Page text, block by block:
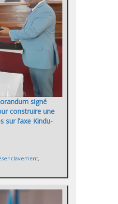
signé
construire une
sur l’axe Kindu-
,